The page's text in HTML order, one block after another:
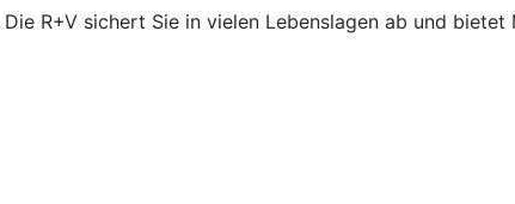
R+V sichert Sie in vielen Lebenslagen ab und